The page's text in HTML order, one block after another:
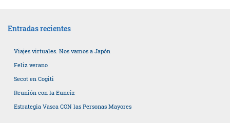
Entradas recientes
Viajes virtuales. Nos vamos a Japón
Feliz verano
Secot en Cogiti
Reunión con la Euneiz
Estrategia Vasca CON las Personas Mayores